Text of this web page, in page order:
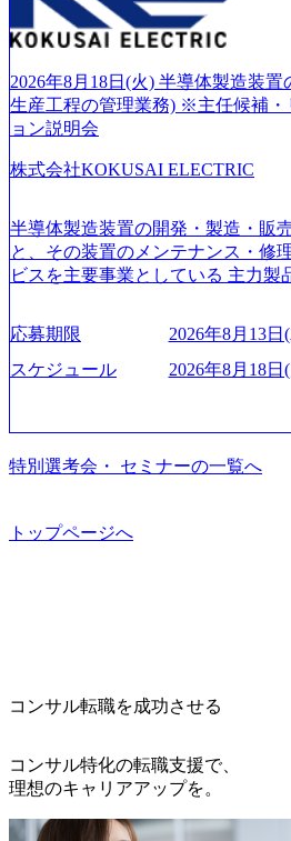
通貫で提供するのが特徴（いわゆ
ファーム） 社名の由来は”DXエリ
ていく”という位置づけ 一昔前は
されていたが、現在金融の売上割
C事業を始め、パブリック、製造
はあるが、社員の興味のある分野
着けたい方でも幅広に経験を積み
成が柔軟に可能な環境である。
our-vision-production.appspot.com/
_93b1bff3-f71c-4bc9-8bd9-
mages/20250502152751_46c65543-
_956x512.webp https://
on.appspot.com/public/images/
m/our-vision-production.appspot.com/
ング会社で、NRI、NTTDATAと同
開発、運用保守と言った全工程を
特長 ビジネスへの深い理解を持つ
報 (https://www.xspear.co.jp/member/
広いプロジェクトに従事 - 鈴木健
トに入社し最年少ディレクターを
威人氏：BCG出身。金融業界にお
2026年8月18日(火) 半導体製造装置
生産工程の管理業務) ※主任候補・
ョン説明会
株式会社KOKUSAI ELECTRIC
半導体製造装置の開発・製造・販
と、その装置のメンテナンス・修
ビスを主要事業としている 主力製
世界トップクラスのシェアを有し
て未来を創造し、社会課題の解決
ている Mission:私たちの技術/私た
話 IoT社会の浸透、AIの加速等に
急伸長しており、それに伴い半導
中 https://storage.googleapis.com/our-
on-production.appspot.com/public/
cb8-329e-4a45-a8f5-
アドバイザーによる自身のキャリ
スタイム制度を実施しており、月
間の範囲内で、出社・退社の時刻
ね、ワークライフバランスを図り
ができる 【休日】 土日祝休みの完
応募期限
2026年8月13日
スケジュール
2026年8月18日
特別選考会・ セミナーの一覧へ
トップページへ
コンサル転職を成功させる
コンサル特化の転職支援で、
理想のキャリアアップを。